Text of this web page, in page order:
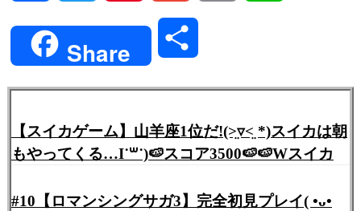
Share
【スイカゲーム】山羊座1位だ!(˃̤▿˂̤ *)スイカは朝
もやってくる…I˙꒳​˙)🍉スコア3500🍉🍉Wスイカ
#10【ロマンシングサガ3】完全初見プレイ( •ᴗ•